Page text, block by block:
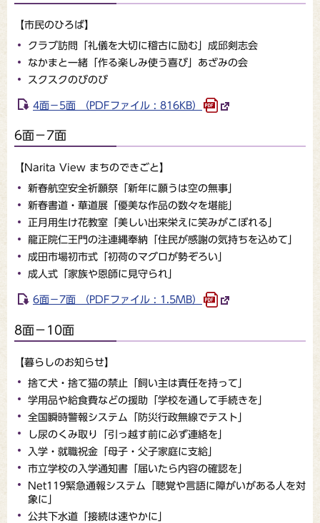
【市民のひろば】
クラブ訪問「礼儀を大切に稽古に励む」成邱剣志会
なかまと一緒「作る楽しみ使う喜び」あざみの会
スクスクのびのび
4面－5面 （PDFファイル : 816KB）
6面－7面
【Narita View まちのできごと】
新春航空安全祈願祭「新年に願うは空の無事」
新春書道・華道展「優美な作品の数々を堪能」
正月用生け花教室「美しい出来栄えに笑みがこぼれる」
龍正院仁王門の注連縄奉納「住民が感謝の気持ちを込めて」
成田市場初市式「初荷のマグロが勢ぞろい」
成人式「家族や恩師に見守られ」
6面－7面 （PDFファイル : 1.5MB）
8面－10面
【暮らしのお知らせ】
捨て犬・捨て猫の禁止「飼い主は責任を持って」
学用品や給食費などの援助「学校を通して手続きを」
全国瞬時警報システム「防災行政無線でテスト」
し尿のくみ取り「引っ越す前に必ず連絡を」
入学・就職祝金「母子・父子家庭に支給」
市立学校の入学通知書「届いたら内容の確認を」
Net119緊急通報システム「聴覚や言語に障がいがある人を対
象に」
公共下水道「接続は速やかに」